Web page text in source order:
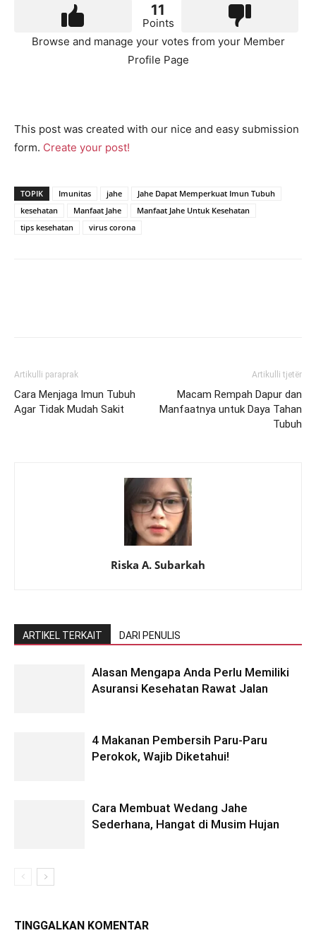
11
Points
Browse and manage your votes from your Member
Profile Page
This post was created with our nice and easy submission
form. Create your post!
TOPIK Imunitas jahe
Jahe Dapat Memperkuat Imun Tubuh
kesehatan
Manfaat Jahe
Manfaat Jahe Untuk Kesehatan
tips kesehatan
virus corona
Artikulli paraprak
Cara Menjaga Imun Tubuh
Agar Tidak Mudah Sakit
Artikulli tjetër
Macam Rempah Dapur dan
Manfaatnya untuk Daya Tahan
Tubuh
Riska A. Subarkah
ARTIKEL TERKAIT DARI PENULIS
Alasan Mengapa Anda Perlu Memiliki
Asuransi Kesehatan Rawat Jalan
4 Makanan Pembersih Paru-Paru
Perokok, Wajib Diketahui!
Cara Membuat Wedang Jahe
Sederhana, Hangat di Musim Hujan
TINGGALKAN KOMENTAR